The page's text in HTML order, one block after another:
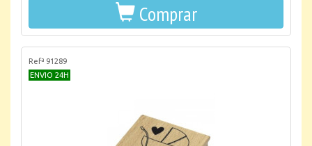
Comprar
Refª 91289
ENVIO 24H